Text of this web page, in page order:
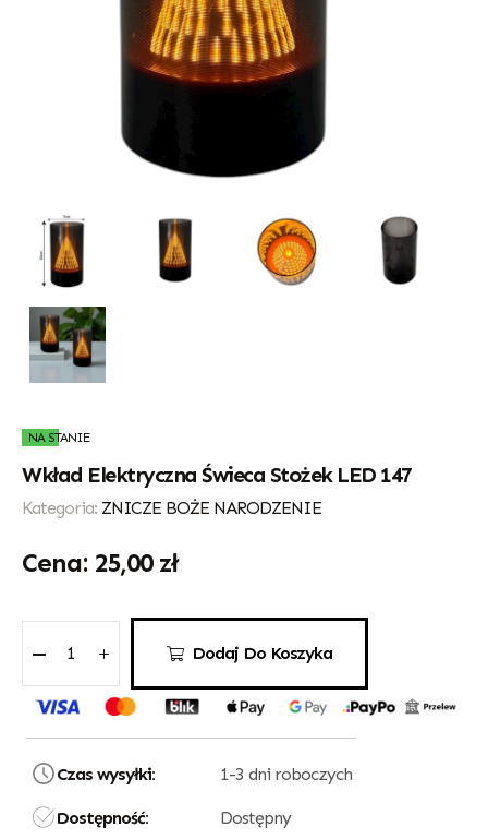
NA STANIE
Wkład Elektryczna Świeca Stożek LED 147
Kategoria: ZNICZE BOŻE NARODZENIE
25,00 zł
Dodaj Do Koszyka
Czas wysyłki: 1-3 dni roboczych
Dostępność: Dostępny